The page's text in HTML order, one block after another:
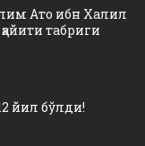
Ато ибн Халил
табриги
йил бўлди!